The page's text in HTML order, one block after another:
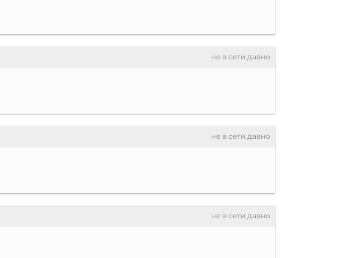
не в сети давно
не в сети давно
не в сети давно